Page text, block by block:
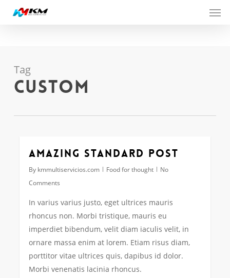
Tag
Custom
Amazing standard post
By kmmultiservicios.com Food for thought
No
Comments
In varius varius justo, eget ultrices mauris
rhoncus non. Morbi tristique, mauris eu
imperdiet bibendum, velit diam iaculis velit, in
ornare massa enim at lorem. Etiam risus diam,
porttitor vitae ultrices quis, dapibus id dolor.
Morbi venenatis lacinia rhoncus.